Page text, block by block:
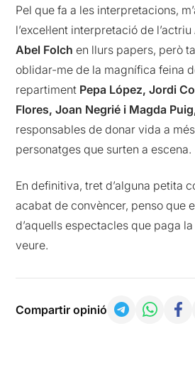
Pel que fa a les interpretacions,
l’excel·lent interpretació de l’actriu
Abel Folch en llurs papers, però
oblidar-me de la magnífica feina
repartiment Pepa López, Jordi
Flores, Joan Negrié i Magda
responsables de donar vida a
personatges que surten a escena.
En definitiva, tret d’alguna petita
acabat de convèncer, penso que
d’aquells espectacles que paga la
veure.
Compartir opinió